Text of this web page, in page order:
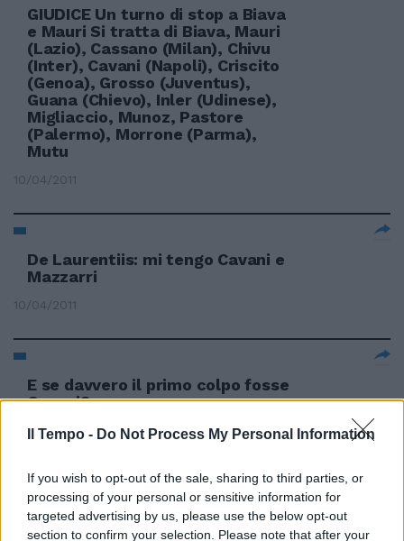
Il Tempo - Do Not Process My Personal Information
If you wish to opt-out of the sale, sharing to third parties, or
processing of your personal or sensitive information for
targeted advertising by us, please use the below opt-out
section to confirm your selection. Please note that after your
GIUDICE Un turno di stop a Biava
e Mauri Si tratta di Biava, Mauri
(Lazio), Cassano (Milan), Chivu
(Inter), Cavani (Napoli), Criscito
(Genoa), Grosso (Juventus),
Guana (Chievo), Inler (Udinese),
Migliaccio, Munoz, Pastore
(Palermo), Morrone (Parma),
Mutu
10/04/2011
De Laurentiis: mi tengo Cavani e
Mazzarri
10/04/2011
E se davvero il primo colpo fosse
Cavani?
31/03/2011
Roma affonda